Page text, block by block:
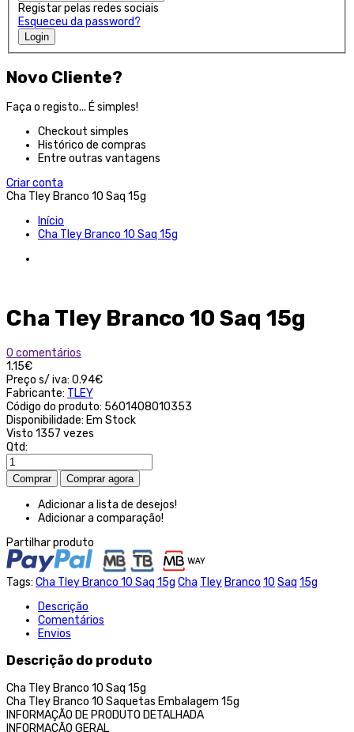
Registar pelas redes sociais
Esqueceu da password?
Login
Novo Cliente?
Faça o registo... É simples!
Checkout simples
Histórico de compras
Entre outras vantagens
Criar conta
Cha Tley Branco 10 Saq 15g
Início
Cha Tley Branco 10 Saq 15g
Cha Tley Branco 10 Saq 15g
0 comentários
1.15€
Preço s/ iva: 0.94€
Fabricante: TLEY
Código do produto: 5601408010353
Disponibilidade: Em Stock
Visto 1357 vezes
Qtd:
Adicionar a lista de desejos!
Adicionar a comparação!
Partilhar produto
Tags: Cha Tley Branco 10 Saq 15g Cha Tley Branco 10 Saq 15g
Descrição
Comentários
Envios
Descrição do produto
Cha Tley Branco 10 Saq 15g
Cha Tley Branco 10 Saquetas Embalagem 15g
INFORMAÇÃO DE PRODUTO DETALHADA
INFORMAÇÃO GERAL